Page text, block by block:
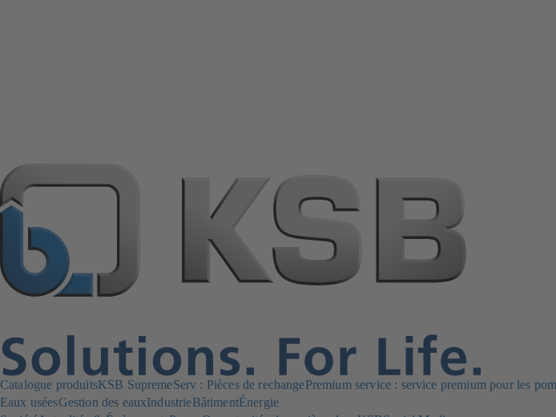
Catalogue produitsKSB SupremeServ : Pièces de rechangePremium service : service premium pour les
Eaux uséesGestion des eauxIndustrieBâtimentÉnergie